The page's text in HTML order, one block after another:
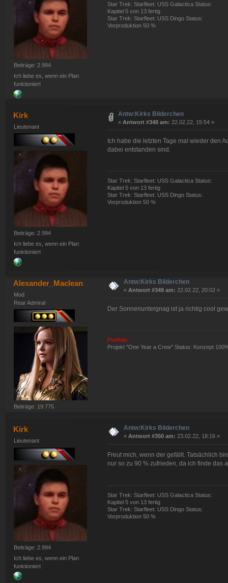
Beiträge: 2.994
Ich liebe es, wenn ein Plan
funktioniert
Star Trek: Starfleet: USS Galactica Status:
Kapitel 5 von 13 fertig
Star Trek: Starfleet: USS Dingo Status:
Vorproduktion 50 %
Kirk
Lieutenant
Beiträge: 2.994
Ich liebe es, wenn ein Plan
funktioniert
Antw:Kirks Bilderchen
« Antwort #348 am: 22.02.22, 15:54 »
Ich habe die letzten Tage mal wieder den
dabei entstanden sind.
Star Trek: Starfleet: USS Galactica Status:
Kapitel 5 von 13 fertig
Star Trek: Starfleet: USS Dingo Status:
Vorproduktion 50 %
Alexander_Maclean
Mod
Rear Admiral
Beiträge: 19.775
Antw:Kirks Bilderchen
« Antwort #349 am: 22.02.22, 20:02 »
Der Sonnenuntergnag ist ja richtig cool
Portfolio
Projekt "One Year a Crew" Status: Konzept
Kirk
Lieutenant
Beiträge: 2.994
Ich liebe es, wenn ein Plan
funktioniert
Antw:Kirks Bilderchen
« Antwort #350 am: 23.02.22, 18:16 »
Freut mich, wenn der gefällt. Tatsächlich
nur so zu 90 % zufrieden, da ich finde das
Star Trek: Starfleet: USS Galactica Status:
Kapitel 5 von 13 fertig
Star Trek: Starfleet: USS Dingo Status:
Vorproduktion 50 %